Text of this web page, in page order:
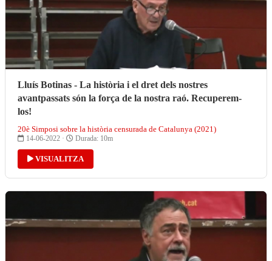
Lluís Botinas - La història i el dret dels nostres
avantpassats són la força de la nostra raó. Recuperem-
los!
20è Simposi sobre la història censurada de Catalunya (2021)
14-06-2022 · Durada: 10m
VISUALITZA